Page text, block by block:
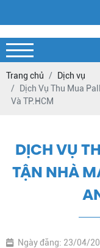
Trang chủ
Dịch vụ
Dịch Vụ Thu Mua
Và TP.HCM
DỊCH VỤ
TẬN NHÀ
Ngày đăng: 23/04/